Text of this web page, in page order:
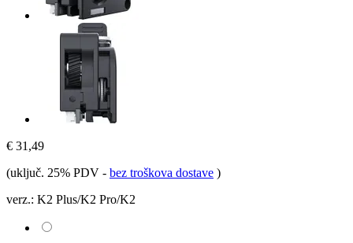
€ 31,49
(uključ. 25% PDV - bez troškova dostave )
verz.: K2 Plus/K2 Pro/K2